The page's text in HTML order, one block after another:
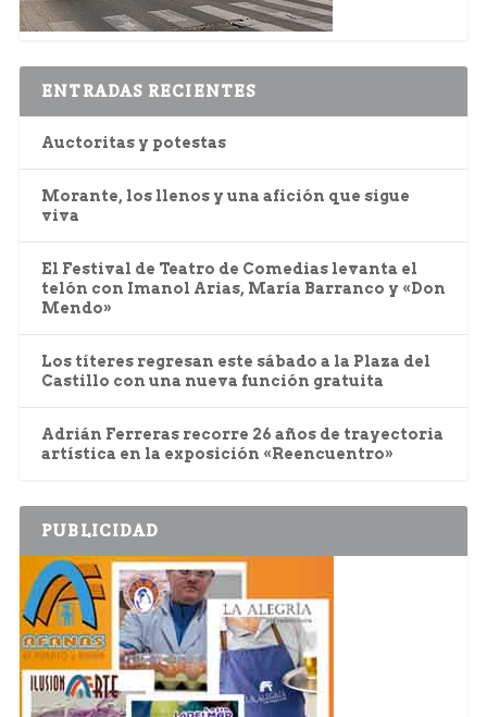
ENTRADAS RECIENTES
Auctoritas y potestas
Morante, los llenos y una afición que sigue
viva
El Festival de Teatro de Comedias levanta el
telón con Imanol Arias, María Barranco y «Don
Mendo»
Los títeres regresan este sábado a la Plaza del
Castillo con una nueva función gratuita
Adrián Ferreras recorre 26 años de trayectoria
artística en la exposición «Reencuentro»
PUBLICIDAD